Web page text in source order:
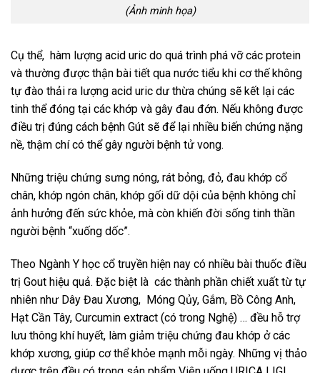
(Ảnh minh họa)
Cụ thể, hàm lượng acid uric do quá trình phá vỡ các protein
và thường được thận bài tiết qua nước tiểu khi cơ thế không
tự đào thải ra lượng acid uric dư thừa chúng sẽ kết lại các
tinh thể đóng tại các khớp và gây đau đớn. Nếu không được
điều trị đúng cách bệnh Gút sẽ để lại nhiều biến chứng nặng
nề, thậm chí có thể gây người bệnh tử vong.
Những triệu chứng sưng nóng, rát bỏng, đỏ, đau khớp cổ
chân, khớp ngón chân, khớp gối dữ dội của bệnh không chỉ
ảnh hưởng đến sức khỏe, mà còn khiến đời sống tinh thần
người bệnh “xuống dốc”.
Theo Ngành Y học cổ truyền hiện nay có nhiều bài thuốc điều
trị Gout hiệu quả. Đặc biệt là các thành phần chiết xuất từ tự
nhiên như Dây Đau Xương, Móng Qủy, Gắm, Bồ Công Anh,
Hạt Cần Tây, Curcumin extract (có trong Nghệ) … đều hỗ trợ
lưu thông khí huyết, làm giảm triệu chứng đau khớp ở các
khớp xương, giúp cơ thể khỏe mạnh mỗi ngày. Những vị thảo